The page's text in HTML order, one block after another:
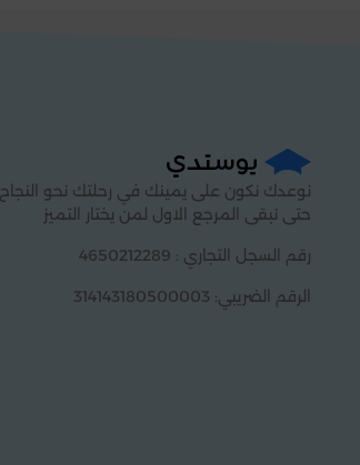
نوعدك نكون على يمينك في رحلتك نحو النجاح
حتى نبقى المرجع الاول لمن يختار التميز
رقم السجل التجاري : 4650212289
الرقم الضريبي: 314143180500003